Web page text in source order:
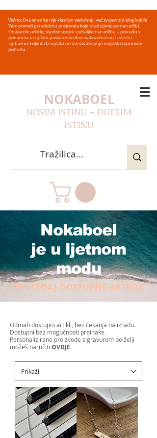
Važno: Ova stranica nije klasičan webshop, već svojevrsni izlog koji će
Vam pomoći pri odabiru proizvoda koje izrađujemo po narudžbi.
Odaberite artikle, slijedite upute i pošaljite narudžbu – ponudu s
podacima za uplatu poslat ćemo Vam naknadno na e-adresu.
Ljubazno molimo da uplatu ne izvršavate prije nego što zaprimate
ponudu.
NOKABOEL
NOSIM ISTINU + DIJELIM
ISTINU
Nokaboel
je u ljetnom
modu
POGLEDAJ DOSTUPNE ARTIKLE
Odmah dostupni artikli, bez čekanja na izradu.
Dostupni bez mogućnosti preinake.
Personalizirane proizvode s gravurom po želji
možeš naručiti OVDJE.